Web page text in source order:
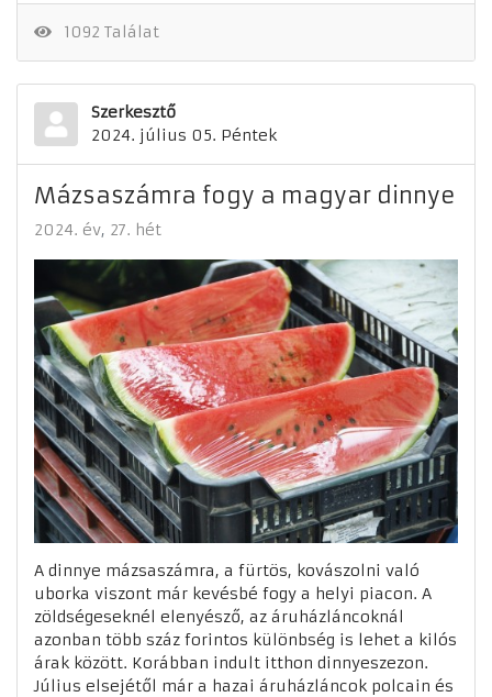
1092 Találat
Szerkesztő
2024. július 05. Péntek
Mázsaszámra fogy a magyar dinnye
2024. év 27. hét
A dinnye mázsaszámra, a fürtös, kovászolni való
uborka viszont már kevésbé fogy a helyi piacon. A
zöldségeseknél elenyésző, az áruházláncoknál
azonban több száz forintos különbség is lehet a kilós
árak között. Korábban indult itthon dinnyeszezon.
Július elsejétől már a hazai áruházláncok polcain és